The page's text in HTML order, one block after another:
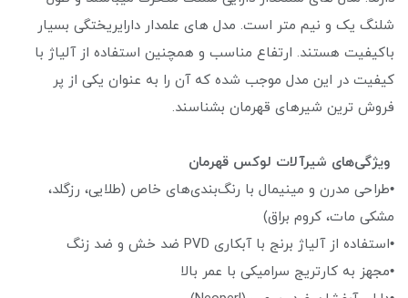
شلنگ یک و نیم متر است. مدل های علمدار دارایریختگی بسیار
باکیفیت هستند. ارتفاع مناسب و همچنین استفاده از آلیاژ با
کیفیت در این مدل موجب شده که آن را به عنوان یکی از پر
فروش ترین شیرهای قهرمان بشناسند.
ویژگی‌های شیرآلات لوکس قهرمان
•طراحی مدرن و مینیمال با رنگ‌بندی‌های خاص (طلایی، رزگلد،
مشکی مات، کروم براق)
•استفاده از آلیاژ برنج با آبکاری PVD ضد خش و ضد زنگ
•مجهز به کارتریج سرامیکی با عمر بالا